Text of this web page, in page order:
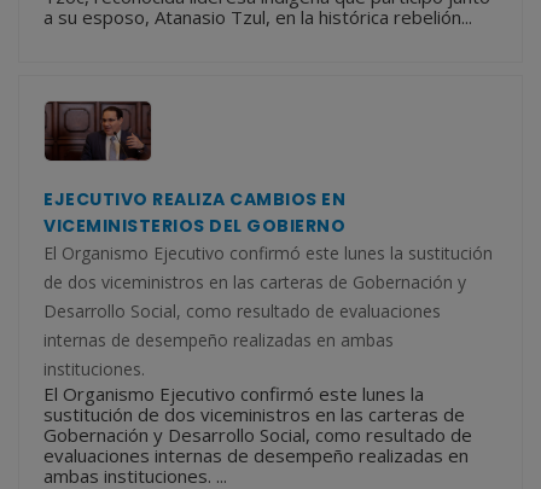
a su esposo, Atanasio Tzul, en la histórica rebelión...
EJECUTIVO REALIZA CAMBIOS EN
VICEMINISTERIOS DEL GOBIERNO
El Organismo Ejecutivo confirmó este lunes la sustitución
de dos viceministros en las carteras de Gobernación y
Desarrollo Social, como resultado de evaluaciones
internas de desempeño realizadas en ambas
instituciones.
El Organismo Ejecutivo confirmó este lunes la
sustitución de dos viceministros en las carteras de
Gobernación y Desarrollo Social, como resultado de
evaluaciones internas de desempeño realizadas en
ambas instituciones. ...